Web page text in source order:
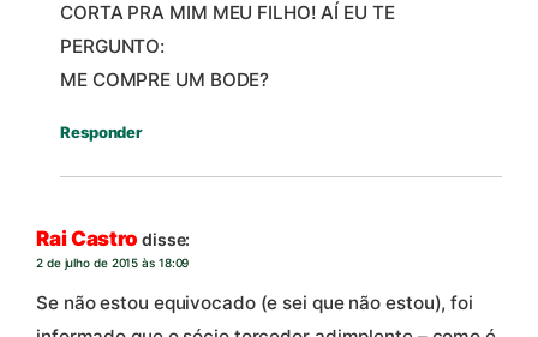
CORTA PRA MIM MEU FILHO! AÍ EU TE
PERGUNTO:
ME COMPRE UM BODE?
Responder
Rai Castro disse:
2 de julho de 2015 às 18:09
Se não estou equivocado (e sei que não estou), foi